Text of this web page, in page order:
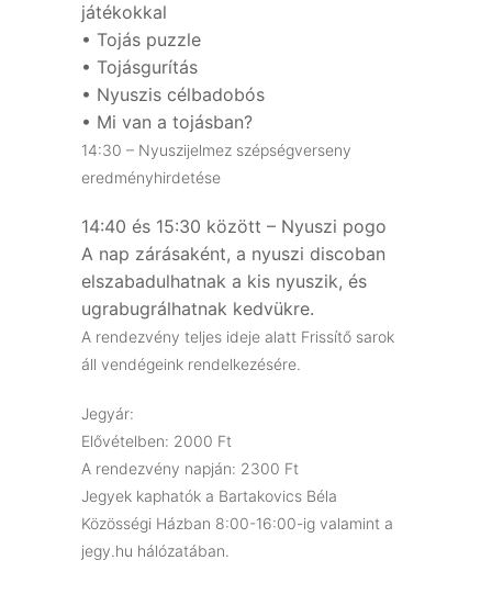
játékokkal
• Tojás puzzle
• Tojásgurítás
• Nyuszis célbadobós
• Mi van a tojásban?
14:30 – Nyuszijelmez szépségverseny
eredményhirdetése
14:40 és 15:30 között – Nyuszi pogo
A nap zárásaként, a nyuszi discoban
elszabadulhatnak a kis nyuszik, és
ugrabugrálhatnak kedvükre.
A rendezvény teljes ideje alatt Frissítő sarok
áll vendégeink rendelkezésére.
Jegyár:
Elővételben: 2000 Ft
A rendezvény napján: 2300 Ft
Jegyek kaphatók a Bartakovics Béla
Közösségi Házban 8:00-16:00-ig valamint a
jegy.hu hálózatában.